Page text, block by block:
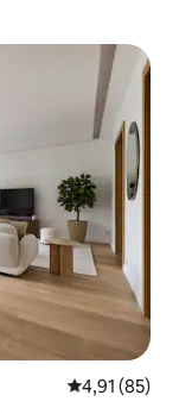
4,91 av 5 i
4,91 (85)